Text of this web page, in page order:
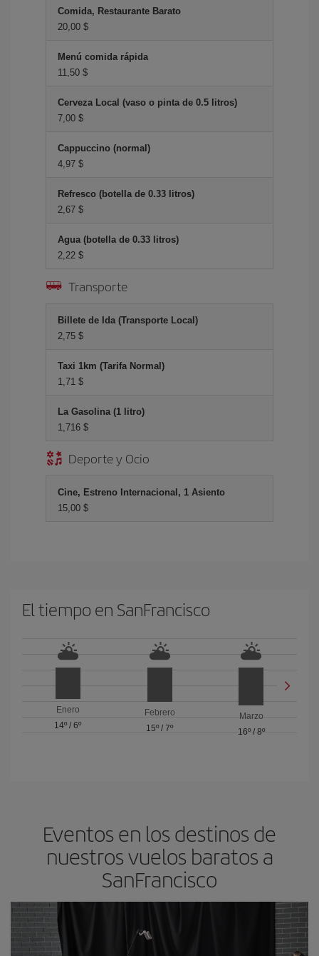
Comida, Restaurante Barato
20,00 $
Menú comida rápida
11,50 $
Cerveza Local (vaso o pinta de 0.5 litros)
7,00 $
Cappuccino (normal)
4,97 $
Refresco (botella de 0.33 litros)
2,67 $
Agua (botella de 0.33 litros)
2,22 $
Transporte
Billete de Ida (Transporte Local)
2,75 $
Taxi 1km (Tarifa Normal)
1,71 $
La Gasolina (1 litro)
1,716 $
Deporte y Ocio
Cine, Estreno Internacional, 1 Asiento
15,00 $
El tiempo en SanFrancisco
Enero
14º /6º
Febrero
15º / 7º
Marzo
16º/ 8º
Eventos en los destinos de
nuestros vuelos baratos a
SanFrancisco